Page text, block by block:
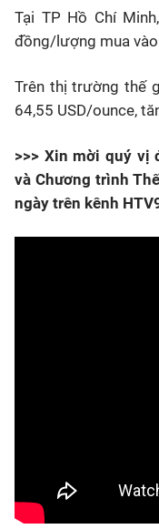
Tại TP Hồ Chí
đồng/lượng mua
Trên thị trường thế
64,55 USD/ounce,
>>> Xin mời quý vị
và Chương trình
ngày trên kênh